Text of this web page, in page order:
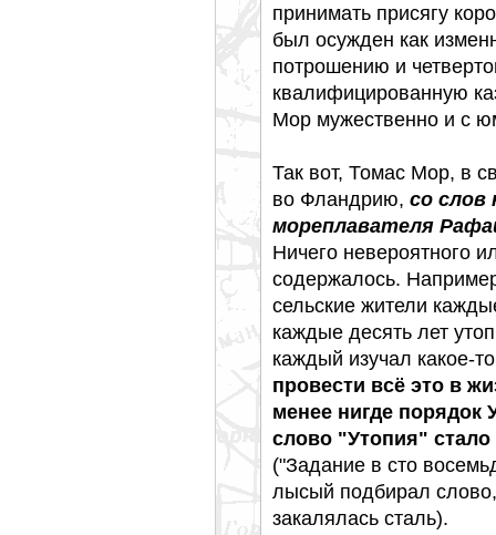
принимать присягу
был осужден как
потрошению и
квалифицированную
Мор мужественно и с
Так вот, Томас Мор, в
во Фландрию, со слов
мореплавателя
Ничего невероятного
содержалось.
сельские жители
каждые десять лет
каждый изучал какое-
провести всё это в
менее нигде порядок
слово "Утопия"
("Задание в сто
лысый подбирал
закалялась сталь).